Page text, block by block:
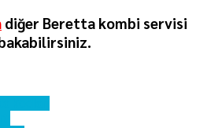
diğer Beretta kombi servisi